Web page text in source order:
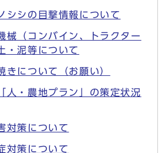
シシの目撃情報について
械（コンバイン、トラクター
・泥等について
きについて（お願い）
人・農地プラン」の策定状況
対策について
対策について